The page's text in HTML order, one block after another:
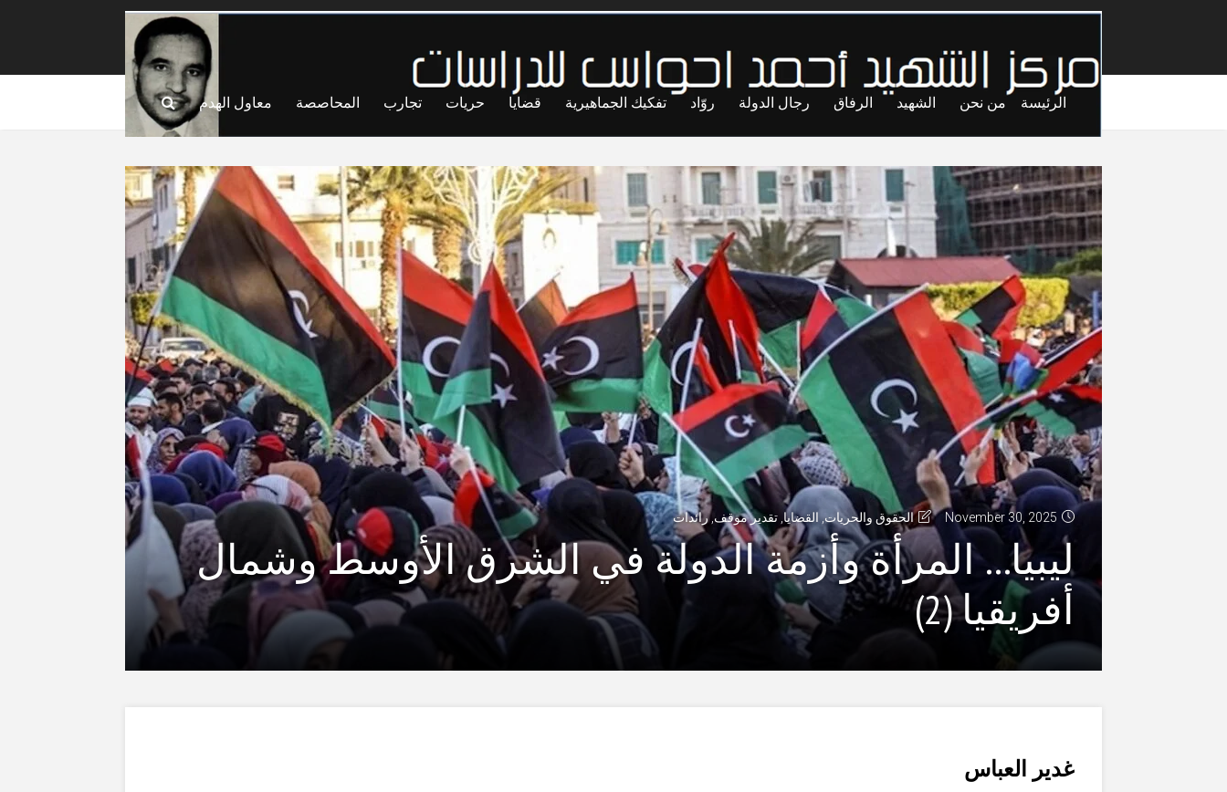
الرئيسة من نحن الشهيد الرفاق رجال الدولة روّاد تفكيك الجماهيرية قضايا حريات تجارب المحاصصة معاول الهدم
November 30, 2025 الحقوق والحريات,القضايا تقدير موقف ,رائدات
ليبيا… المرأة وأزمة الدولة في الشرق الأوسط وشمال
أفريقيا (2)
غدير العباس